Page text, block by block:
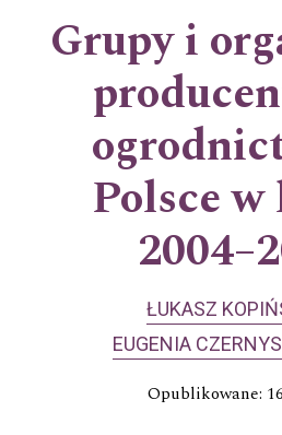
Grupy i
Polsce
ŁUKASZ
EUGENIA
Opublikowane: